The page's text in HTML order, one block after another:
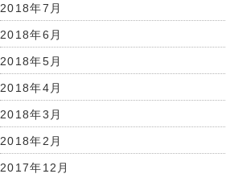
2018年7月
2018年6月
2018年5月
2018年4月
2018年3月
2018年2月
2017年12月